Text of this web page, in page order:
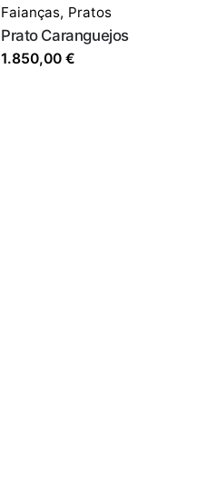
Faianças, Pratos
Prato Caranguejos
1.850,00 €